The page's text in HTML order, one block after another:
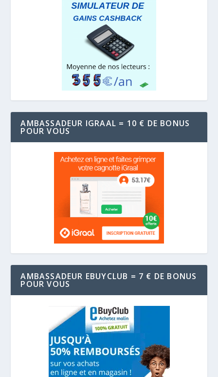
AMBASSADEUR IGRAAL = 10 € DE BONUS
POUR VOUS
AMBASSADEUR EBUYCLUB = 7 € DE BONUS
POUR VOUS